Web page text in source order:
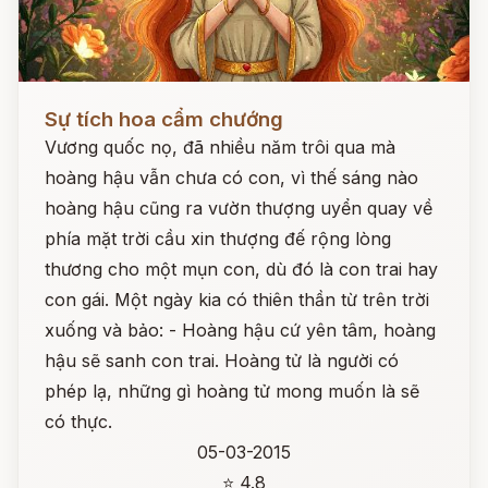
Sự tích hoa cẩm chướng
Vương quốc nọ, đã nhiều năm trôi qua mà
hoàng hậu vẫn chưa có con, vì thế sáng nào
hoàng hậu cũng ra vườn thượng uyển quay về
phía mặt trời cầu xin thượng đế rộng lòng
thương cho một mụn con, dù đó là con trai hay
con gái. Một ngày kia có thiên thần từ trên trời
xuống và bảo: - Hoàng hậu cứ yên tâm, hoàng
hậu sẽ sanh con trai. Hoàng tử là người có
phép lạ, những gì hoàng tử mong muốn là sẽ
có thực.
05-03-2015
⭐ 4.8